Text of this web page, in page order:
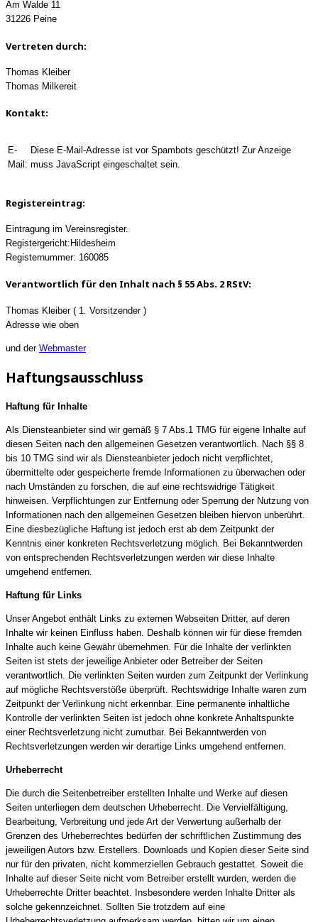
Am Walde 11
31226 Peine
Vertreten durch:
Thomas Kleiber
Thomas Milkereit
Kontakt:
E-
Mail:
Diese E-Mail-Adresse ist vor Spambots geschützt! Zur Anzeige
muss JavaScript eingeschaltet sein.
Registereintrag:
Eintragung im Vereinsregister.
Registergericht:Hildesheim
Registernummer: 160085
Verantwortlich für den Inhalt nach § 55 Abs. 2 RStV:
Thomas Kleiber ( 1. Vorsitzender )
Adresse wie oben
und der Webmaster
Haftungsausschluss
Haftung für Inhalte
Als Diensteanbieter sind wir gemäß § 7 Abs.1 TMG für eigene Inhalte auf
diesen Seiten nach den allgemeinen Gesetzen verantwortlich. Nach §§ 8
bis 10 TMG sind wir als Diensteanbieter jedoch nicht verpflichtet,
übermittelte oder gespeicherte fremde Informationen zu überwachen oder
nach Umständen zu forschen, die auf eine rechtswidrige Tätigkeit
hinweisen. Verpflichtungen zur Entfernung oder Sperrung der Nutzung von
Informationen nach den allgemeinen Gesetzen bleiben hiervon unberührt.
Eine diesbezügliche Haftung ist jedoch erst ab dem Zeitpunkt der
Kenntnis einer konkreten Rechtsverletzung möglich. Bei Bekanntwerden
von entsprechenden Rechtsverletzungen werden wir diese Inhalte
umgehend entfernen.
Haftung für Links
Unser Angebot enthält Links zu externen Webseiten Dritter, auf deren
Inhalte wir keinen Einfluss haben. Deshalb können wir für diese fremden
Inhalte auch keine Gewähr übernehmen. Für die Inhalte der verlinkten
Seiten ist stets der jeweilige Anbieter oder Betreiber der Seiten
verantwortlich. Die verlinkten Seiten wurden zum Zeitpunkt der Verlinkung
auf mögliche Rechtsverstöße überprüft. Rechtswidrige Inhalte waren zum
Zeitpunkt der Verlinkung nicht erkennbar. Eine permanente inhaltliche
Kontrolle der verlinkten Seiten ist jedoch ohne konkrete Anhaltspunkte
einer Rechtsverletzung nicht zumutbar. Bei Bekanntwerden von
Rechtsverletzungen werden wir derartige Links umgehend entfernen.
Urheberrecht
Die durch die Seitenbetreiber erstellten Inhalte und Werke auf diesen
Seiten unterliegen dem deutschen Urheberrecht. Die Vervielfältigung,
Bearbeitung, Verbreitung und jede Art der Verwertung außerhalb der
Grenzen des Urheberrechtes bedürfen der schriftlichen Zustimmung des
jeweiligen Autors bzw. Erstellers. Downloads und Kopien dieser Seite sind
nur für den privaten, nicht kommerziellen Gebrauch gestattet. Soweit die
Inhalte auf dieser Seite nicht vom Betreiber erstellt wurden, werden die
Urheberrechte Dritter beachtet. Insbesondere werden Inhalte Dritter als
solche gekennzeichnet. Sollten Sie trotzdem auf eine